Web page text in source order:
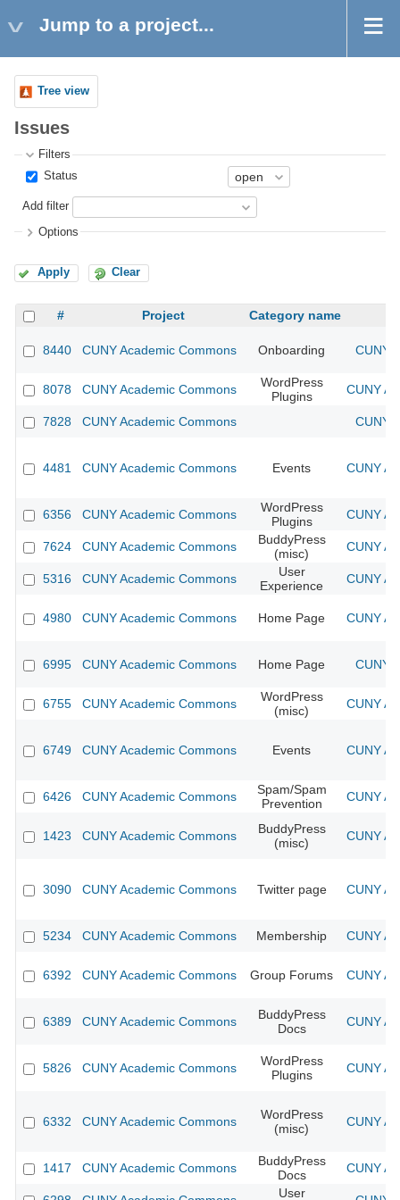
Jump to a project...
Tree view
Issues
Filters
Status
Add filter
Options
Apply Clear
# Project Category name
8440 CUNY Academic Commons Onboarding CUNY
8078 CUNY Academic Commons
WordPress
Plugins
CUNY
7828 CUNY Academic Commons CUNY
4481 CUNY Academic Commons Events CUNY
6356 CUNY Academic Commons
WordPress
Plugins
CUNY
7624 CUNY Academic Commons
BuddyPress
(misc)
CUNY
5316 CUNY Academic Commons
User
Experience
CUNY
4980 CUNY Academic Commons Home Page CUNY
6995 CUNY Academic Commons Home Page CUNY
6755 CUNY Academic Commons
WordPress
(misc)
CUNY
6749 CUNY Academic Commons Events CUNY
6426 CUNY Academic Commons
Spam/Spam
Prevention
CUNY
1423 CUNY Academic Commons
BuddyPress
(misc)
CUNY
3090 CUNY Academic Commons Twitter page CUNY
5234 CUNY Academic Commons Membership CUNY
6392 CUNY Academic Commons Group Forums CUNY
6389 CUNY Academic Commons
BuddyPress
Docs
CUNY
5826 CUNY Academic Commons
WordPress
Plugins
CUNY
6332 CUNY Academic Commons
WordPress
(misc)
CUNY
1417 CUNY Academic Commons
BuddyPress
Docs
CUNY
User